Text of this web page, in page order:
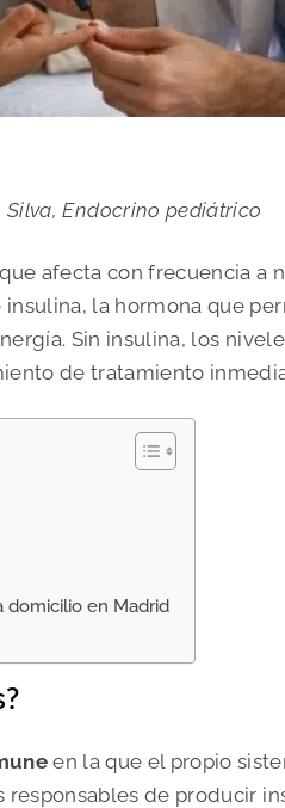
Silva, Endocrino pediátrico
afecta con frecuencia a
la hormona que
Sin insulina, los
de tratamiento
domicilio en Madrid
en la que el propio
de producir